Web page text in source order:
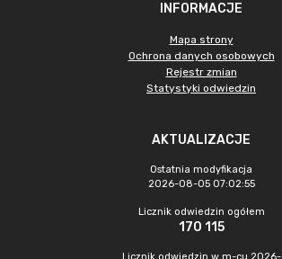
INFORMACJE
Mapa strony
Ochrona danych osobowych
Rejestr zmian
Statystyki odwiedzin
AKTUALIZACJE
Ostatnia modyfikacja
2026-08-05 07:02:55
Licznik odwiedzin ogółem
170 115